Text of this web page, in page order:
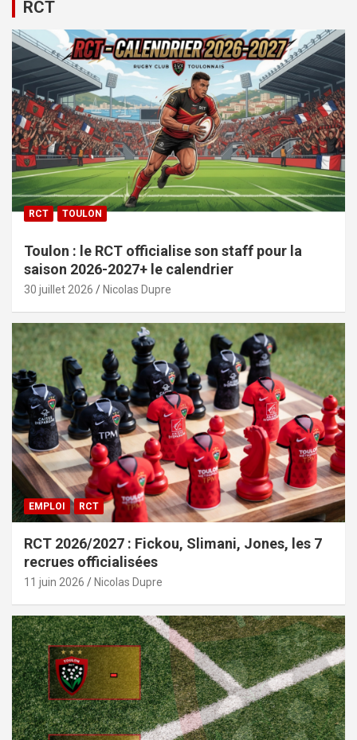
RCT
RCT TOULON
Toulon : le RCT officialise son staff pour la
saison 2026-2027+ le calendrier
30 juillet 2026 Nicolas Dupre
EMPLOI RCT
RCT 2026/2027 : Fickou, Slimani, Jones, les 7
recrues officialisées
11 juin 2026 Nicolas Dupre